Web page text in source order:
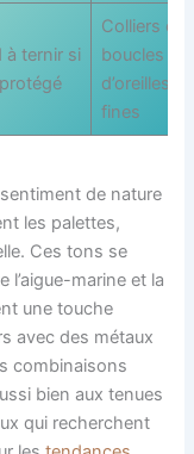
à ternir si
Colliers et
boucles
d’oreilles
fines
de nature
les palettes,
Ces tons se
l’aigue-marine et la
une touche
avec des métaux
combinaisons
bien aux tenues
qui recherchent